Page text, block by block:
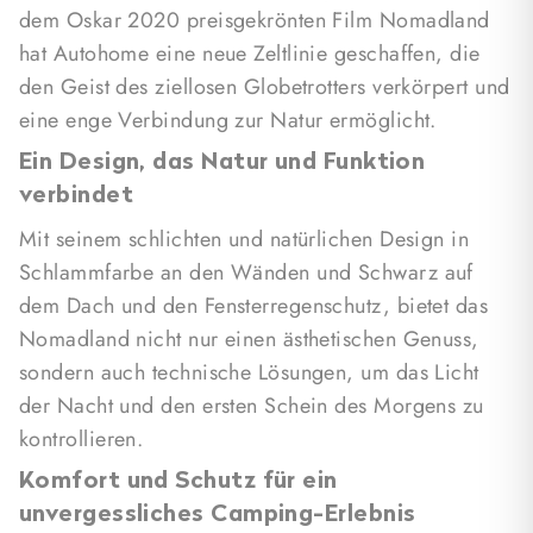
Komfort.
Mit der Standardausrüstung des Nomadland, wie
dem integrierten Regenschutzdach an den Fenstern
und den Anti-Wind-Fenstern, wird das Camping-
Erlebnis zu einem angenehmen und geschützten
Abenteuer.
Funktionale Details für maximalen
Komfort
Das Öffnen und Schließen des Zeltes ist ein
Kinderspiel. Dank der umlaufenden elastischen
Spannleine kann die Transporthaube leicht
abgenommen werden, während die Leiter an der
ermöglicht. In kürzester Zeit kannst du dich
entspannen und das Outdoor-Leben genießen.
dem Oskar 2020 preisgekrönten Film Nomadland
hat Autohome eine neue Zeltlinie geschaffen, die
den Geist des ziellosen Globetrotters verkörpert und
eine enge Verbindung zur Natur ermöglicht.
Ein Design, das Natur und Funktion
verbindet
Mit seinem schlichten und natürlichen Design in
Schlammfarbe an den Wänden und Schwarz auf
dem Dach und den Fensterregenschutz, bietet das
Nomadland nicht nur einen ästhetischen Genuss,
sondern auch technische Lösungen, um das Licht
der Nacht und den ersten Schein des Morgens zu
kontrollieren.
Komfort und Schutz für ein
unvergessliches Camping-Erlebnis